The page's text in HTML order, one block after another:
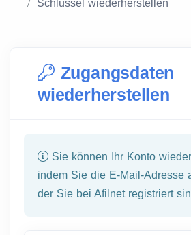
Schlüssel wiederherstellen
Zugangsdaten
wiederherstellen
Sie können Ihr Konto
indem Sie die E-Mail-Adresse
der Sie bei Afilnet registriert